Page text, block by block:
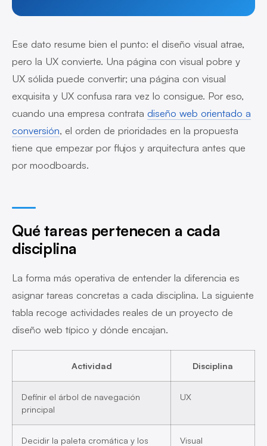
Ese dato resume bien el punto: el diseño visual atrae,
pero la UX convierte. Una página con visual pobre y
UX sólida puede convertir; una página con visual
exquisita y UX confusa rara vez lo consigue. Por eso,
cuando una empresa contrata diseño web orientado a
conversión, el orden de prioridades en la propuesta
tiene que empezar por flujos y arquitectura antes que
por moodboards.
Qué tareas pertenecen a cada
disciplina
La forma más operativa de entender la diferencia es
asignar tareas concretas a cada disciplina. La siguiente
tabla recoge actividades reales de un proyecto de
diseño web típico y dónde encajan.
Actividad Disciplina
Definir el árbol de navegación
principal
UX
Decidir la paleta cromática y los
Visual